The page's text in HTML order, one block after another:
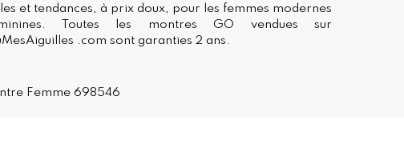
et tendances, à prix doux, pour les femmes modernes
Toutes les montres GO vendues sur
.com sont garanties 2 ans.
Femme 698546